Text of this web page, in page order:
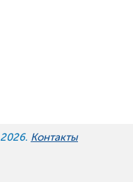
2026. Контакты